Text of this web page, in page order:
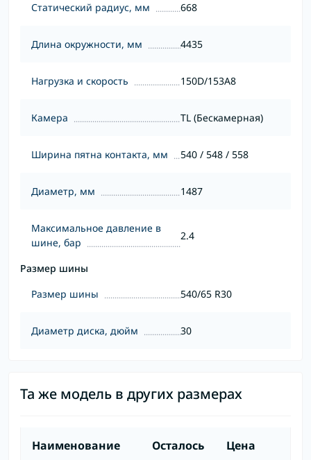
Статический радиус, мм 668
Длина окружности, мм 4435
Нагрузка и скорость 150D/153A8
Камера TL (Бескамерная)
Ширина пятна контакта, мм 540 / 548 / 558
Диаметр, мм 1487
Максимальное давление в
шине, бар
2.4
Размер шины
Размер шины
540/65 R30
Диаметр диска, дюйм 30
Та же модель в других размерах
Наименование Осталось Цена